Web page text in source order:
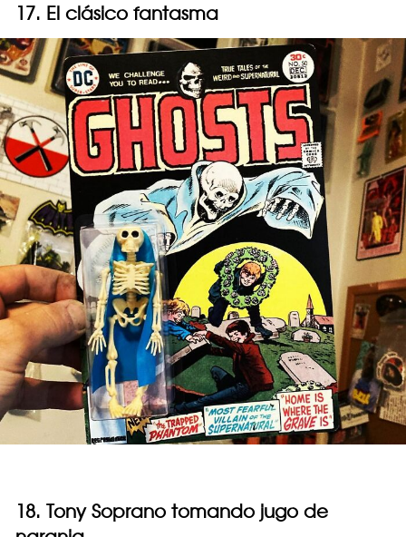
17. El clásico fantasma
18. Tony Soprano tomando jugo de